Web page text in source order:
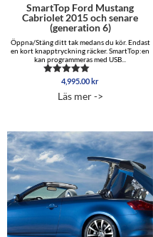
SmartTop Ford Mustang
Cabriolet 2015 och senare
(generation 6)
Öppna/Stäng ditt tak medans du kör. Endast
en kort knapptryckning räcker. SmartTop:en
kan programmeras med USB...
Betygsatt
av 5
4,995.00kr
Läs mer ->